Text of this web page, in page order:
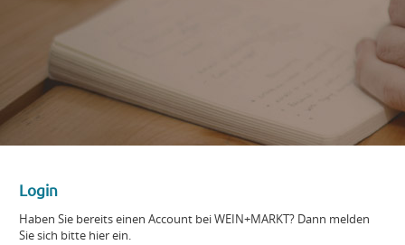
Login
Haben Sie bereits einen Account bei WEIN+MARKT? Dann melden
Sie sich bitte hier ein.